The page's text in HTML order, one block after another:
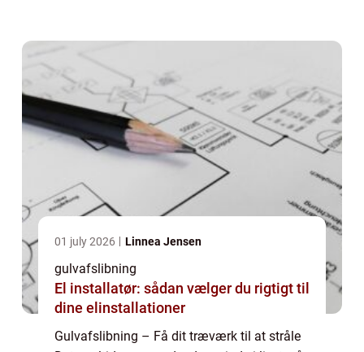
01 july 2026 Linnea Jensen
gulvafslibning
El installatør: sådan vælger du rigtigt til
dine elinstallationer
Gulvafslibning – Få dit træværk til at stråle